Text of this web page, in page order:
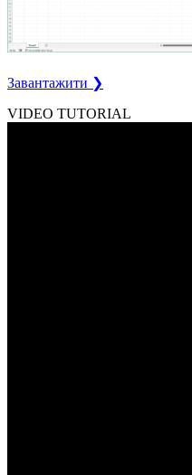
Завантажити ❯
VIDEO TUTORIAL